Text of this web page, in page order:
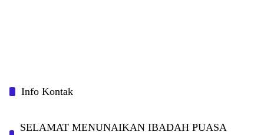
Info Kontak
SELAMAT MENUNAIKAN IBADAH PUASA